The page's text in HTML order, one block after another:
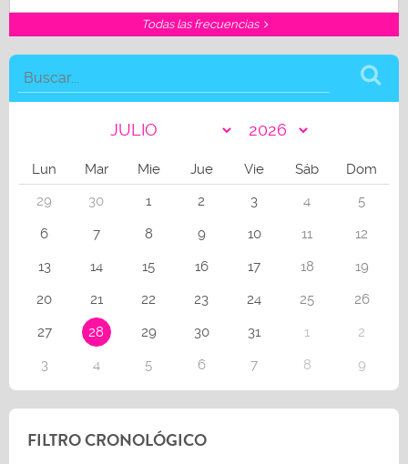
Todas las frecuencias
Lun Mar Mie Jue Vie Sáb
Dom
29
30 1 2 3 4
5
6
7 8 9 10 11
12
13
14 15 16 17 18
19
20
21 22 23 24 25
26
27
28 29 30 31 1
2
3
4 5 6 7 8 9
FILTRO CRONOLÓGICO